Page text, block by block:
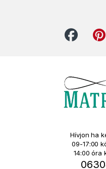
Hívjon ha
09-17:00
14:00 óra